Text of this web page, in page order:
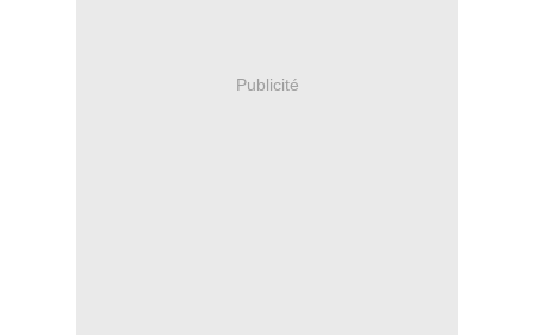
Publicité